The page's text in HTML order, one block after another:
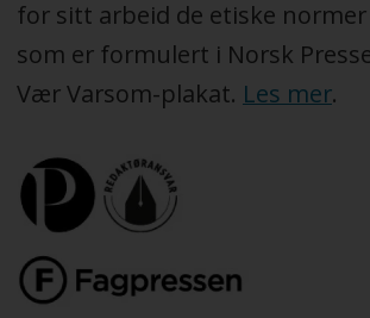
for sitt arbeid de etiske
som er formulert i Norsk
Vær Varsom-plakat. Les mer.